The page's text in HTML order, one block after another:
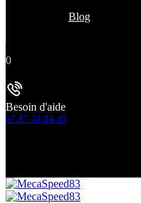
Blog
0
Besoin d'aide
07 87 34 84 49